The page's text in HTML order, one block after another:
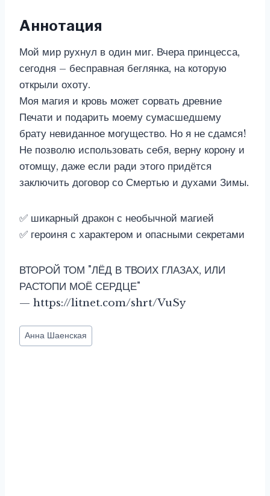
Аннотация
Мой мир рухнул в один миг. Вчера принцесса,
сегодня – бесправная беглянка, на которую
открыли охоту.
Моя магия и кровь может сорвать древние
Печати и подарить моему сумасшедшему
брату невиданное могущество. Но я не сдамся!
Не позволю использовать себя, верну корону и
отомщу, даже если ради этого придётся
заключить договор со Смертью и духами Зимы.
✅ шикарный дракон с необычной магией
✅ героиня с характером и опасными секретами
ВТОРОЙ ТОМ "ЛЁД В ТВОИХ ГЛАЗАХ, ИЛИ
РАСТОПИ МОЁ СЕРДЦЕ"
— https://litnet.com/shrt/VuSy
Метки
записи:
Анна Шаенская